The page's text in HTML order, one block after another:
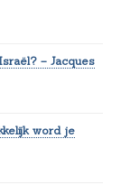
– Jacques
word je